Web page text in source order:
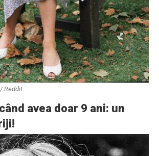
Reddit
avea doar 9 ani: un